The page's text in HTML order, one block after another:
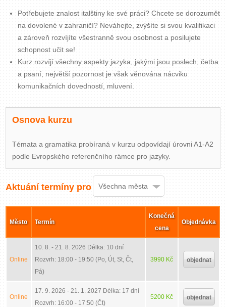
Potřebujete znalost italštiny ke své práci? Chcete se dorozumět
na dovolené v zahraničí? Neváhejte, zvýšíte si svou kvalifikaci
a zároveň rozvíjíte všestranně svou osobnost a posilujete
schopnost učit se!
Kurz rozvíjí všechny aspekty jazyka, jakými jsou poslech, četba
a psaní, největší pozornost je však věnována nácviku
komunikačních dovedností, mluvení.
Osnova kurzu
Témata a gramatika probíraná v kurzu odpovídají úrovni A1-A2
podle Evropského referenčního rámce pro jazyky.
Aktuání termíny pro Všechna města
Město Termín
Konečná
cena
Objednávka
Online
10. 8. - 21. 8. 2026 Délka: 10 dní
Rozvrh: 18:00 - 19:50 (Po, Út, St, Čt,
Pá)
3990 Kč objednat
Online
17. 9. 2026 - 21. 1. 2027 Délka: 17 dní
Rozvrh: 16:00 - 17:50 (Čt)
5200 Kč objednat